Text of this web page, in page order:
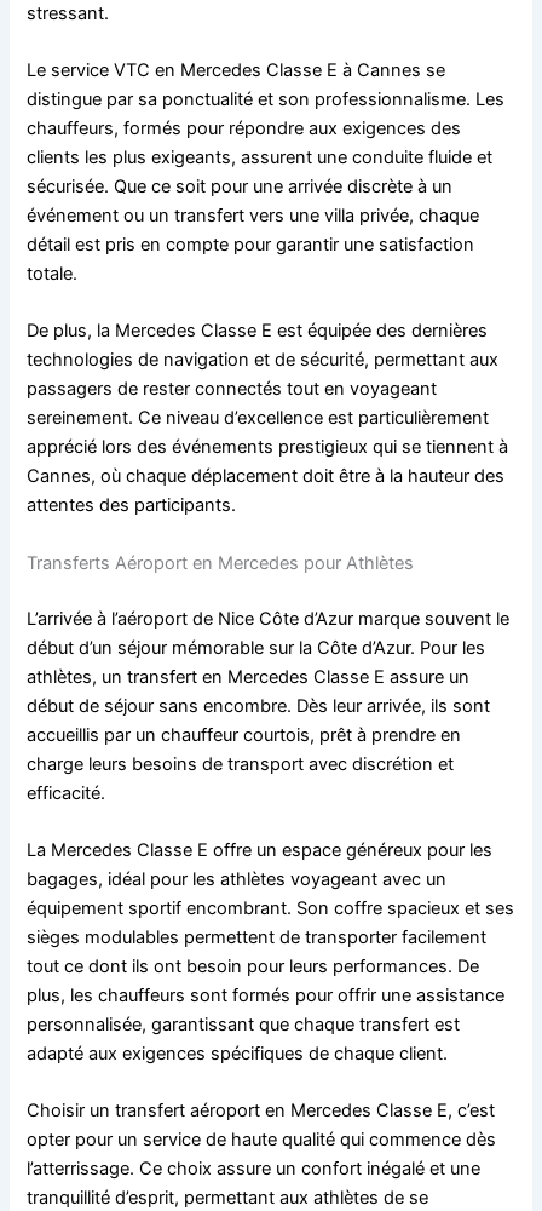
stressant.
Le service VTC en Mercedes Classe E à Cannes se
distingue par sa ponctualité et son professionnalisme. Les
chauffeurs, formés pour répondre aux exigences des
clients les plus exigeants, assurent une conduite fluide et
sécurisée. Que ce soit pour une arrivée discrète à un
événement ou un transfert vers une villa privée, chaque
détail est pris en compte pour garantir une satisfaction
totale.
De plus, la Mercedes Classe E est équipée des dernières
technologies de navigation et de sécurité, permettant aux
passagers de rester connectés tout en voyageant
sereinement. Ce niveau d’excellence est particulièrement
apprécié lors des événements prestigieux qui se tiennent à
Cannes, où chaque déplacement doit être à la hauteur des
attentes des participants.
Transferts Aéroport en Mercedes pour Athlètes
L’arrivée à l’aéroport de Nice Côte d’Azur marque souvent le
début d’un séjour mémorable sur la Côte d’Azur. Pour les
athlètes, un transfert en Mercedes Classe E assure un
début de séjour sans encombre. Dès leur arrivée, ils sont
accueillis par un chauffeur courtois, prêt à prendre en
charge leurs besoins de transport avec discrétion et
efficacité.
La Mercedes Classe E offre un espace généreux pour les
bagages, idéal pour les athlètes voyageant avec un
équipement sportif encombrant. Son coffre spacieux et ses
sièges modulables permettent de transporter facilement
tout ce dont ils ont besoin pour leurs performances. De
plus, les chauffeurs sont formés pour offrir une assistance
personnalisée, garantissant que chaque transfert est
adapté aux exigences spécifiques de chaque client.
Choisir un transfert aéroport en Mercedes Classe E, c’est
opter pour un service de haute qualité qui commence dès
l’atterrissage. Ce choix assure un confort inégalé et une
tranquillité d’esprit, permettant aux athlètes de se